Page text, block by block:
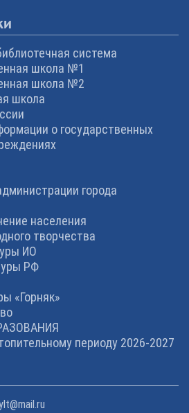
система
школа №1
школа №2
школа
о государственных
города
населения
творчества
ИО
РФ
«Горняк»
периоду 2026-2027